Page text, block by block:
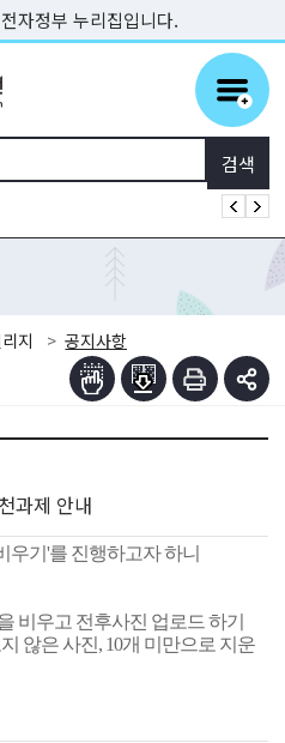
로가기
자정부 누리집입니다.
지 공지사항
과제 안내
우기'를 진행하고자 하니
비우고 전후사진 업로드 하기
않은 사진, 10개 미만으로 지운